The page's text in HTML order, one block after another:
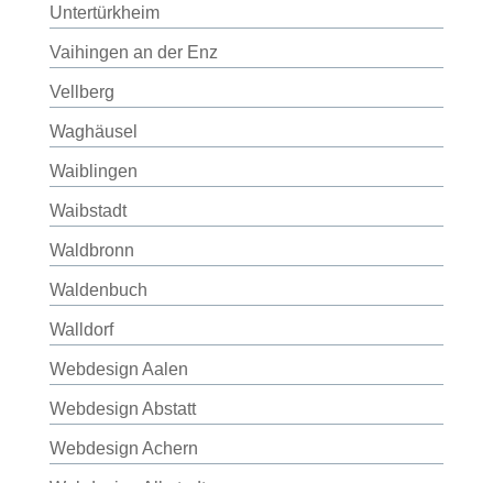
Untertürkheim
Vaihingen an der Enz
Vellberg
Waghäusel
Waiblingen
Waibstadt
Waldbronn
Waldenbuch
Walldorf
Webdesign Aalen
Webdesign Abstatt
Webdesign Achern